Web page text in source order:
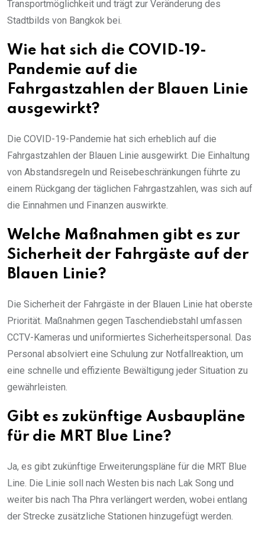
Transportmöglichkeit und trägt zur Veränderung des
Stadtbilds von Bangkok bei.
Wie hat sich die COVID-19-
Pandemie auf die
Fahrgastzahlen der Blauen Linie
ausgewirkt?
Die COVID-19-Pandemie hat sich erheblich auf die
Fahrgastzahlen der Blauen Linie ausgewirkt. Die Einhaltung
von Abstandsregeln und Reisebeschränkungen führte zu
einem Rückgang der täglichen Fahrgastzahlen, was sich auf
die Einnahmen und Finanzen auswirkte.
Welche Maßnahmen gibt es zur
Sicherheit der Fahrgäste auf der
Blauen Linie?
Die Sicherheit der Fahrgäste in der Blauen Linie hat oberste
Priorität. Maßnahmen gegen Taschendiebstahl umfassen
CCTV-Kameras und uniformiertes Sicherheitspersonal. Das
Personal absolviert eine Schulung zur Notfallreaktion, um
eine schnelle und effiziente Bewältigung jeder Situation zu
gewährleisten.
Gibt es zukünftige Ausbaupläne
für die MRT Blue Line?
Ja, es gibt zukünftige Erweiterungspläne für die MRT Blue
Line. Die Linie soll nach Westen bis nach Lak Song und
weiter bis nach Tha Phra verlängert werden, wobei entlang
der Strecke zusätzliche Stationen hinzugefügt werden.